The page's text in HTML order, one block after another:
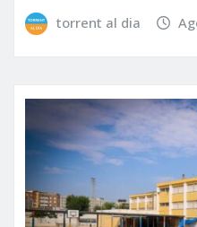
torrent al dia